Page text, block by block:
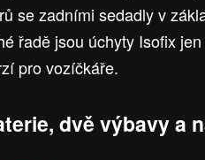
se zadními sedadly v
řadě jsou úchyty Isofix
pro vozíčkáře.
dvě výbavy a